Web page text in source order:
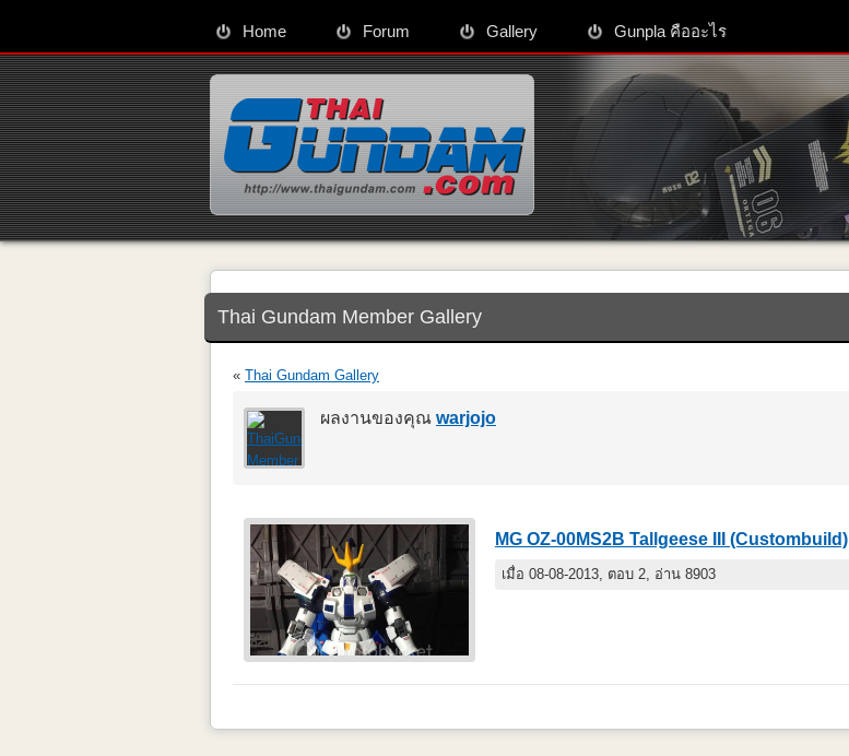
Home Forum Gallery Gunpla คืออะไร
Thai Gundam Member Gallery
« Thai Gundam Gallery
ผลงานของคุณ warjojo
MG OZ-00MS2B Tallgeese III (Custombuild)
เมื่อ 08-08-2013, ตอบ 2, อ่าน 8903